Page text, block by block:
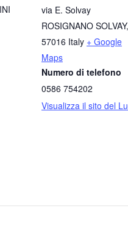
via E. Solvay
ROSIGNANO SOLVAY,
57016 Italy + Google
Maps
Numero di telefono
0586 754202
Visualizza il sito del